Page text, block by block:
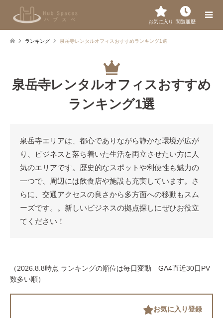
お気に入り 閲覧履歴
ランキング 泉岳寺レンタルオフィスおすすめランキング1選
泉岳寺レンタルオフィスおすすめ
ランキング1選
泉岳寺エリアは、都心でありながら静かな環境が広が
り、ビジネスと落ち着いた生活を両立させたい方に人
気のエリアです。歴史的なスポットや利便性も魅力の
一つで、周辺には飲食店や施設も充実しています。さ
らに、交通アクセスの良さから多方面への移動もスム
ーズです。。新しいビジネスの拠点探しにぜひお役立
てください！
（2026.8.8時点 ランキングの順位は毎日変動 GA4直近30日PV
数多い順）
お気に入り登録